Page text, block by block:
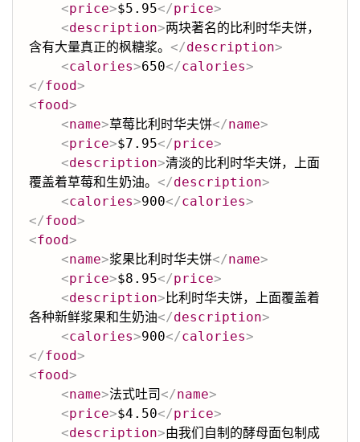
<price>$5.95</price>
<description>两块著名的比利时华夫饼，
含有大量真正的枫糖浆。 </description>
<calories>650</calories>
</food>
<food>
<name>草莓比利时华夫饼</name>
<price>$7.95</price>
<description>清淡的比利时华夫饼，上面
覆盖着草莓和生奶油。 </description>
<calories>900</calories>
</food>
<food>
<name>浆果比利时华夫饼</name>
<price>$8.95</price>
<description> 比利时华夫饼，上面覆盖着
各种新鲜浆果和生奶油</description>
<calories>900</calories>
</food>
<food>
<name>法式吐司 </name>
<price>$4.50</price>
<description>由我们自制的酵母面包制成